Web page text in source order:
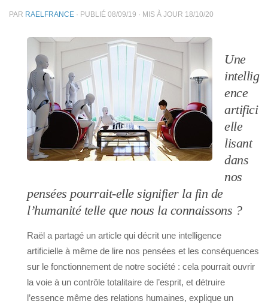
PAR RAELFRANCE · PUBLIÉ 08/09/19 · MIS À JOUR 18/10/20
Une
intellig
ence
artifici
elle
lisant
dans
nos
pensées pourrait-elle signifier la fin de
l’humanité telle que nous la connaissons ?
Raël a partagé un article qui décrit une intelligence
artificielle à même de lire nos pensées et les conséquences
sur le fonctionnement de notre société : cela pourrait ouvrir
la voie à un contrôle totalitaire de l’esprit, et détruire
l’essence même des relations humaines, explique un